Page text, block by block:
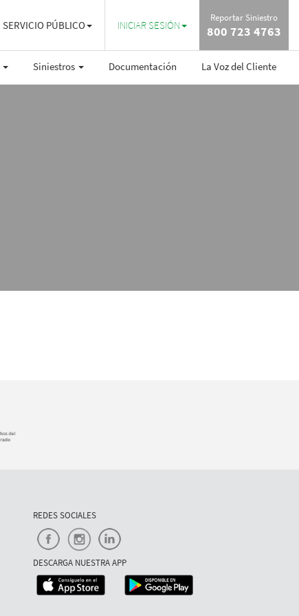
Reportar Siniestro
800 723 4763
SERVICIO PÚBLICO INICIAR SESIÓN
Siniestros Documentación La Voz del Cliente
REDES SOCIALES
DESCARGA NUESTRA APP